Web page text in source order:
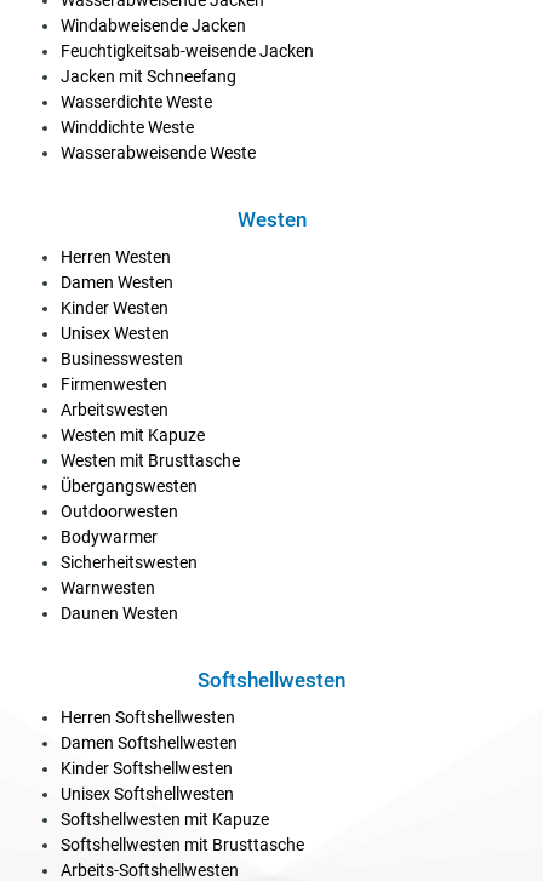
Windabweisende Jacken
Feuchtigkeitsab-weisende Jacken
Jacken mit Schneefang
Wasserdichte Weste
Winddichte Weste
Wasserabweisende Weste
Westen
Herren Westen
Damen Westen
Kinder Westen
Unisex Westen
Businesswesten
Firmenwesten
Arbeitswesten
Westen mit Kapuze
Westen mit Brusttasche
Übergangswesten
Outdoorwesten
Bodywarmer
Sicherheitswesten
Warnwesten
Daunen Westen
Softshellwesten
Herren Softshellwesten
Damen Softshellwesten
Kinder Softshellwesten
Unisex Softshellwesten
Softshellwesten mit Kapuze
Softshellwesten mit Brusttasche
Arbeits-Softshellwesten